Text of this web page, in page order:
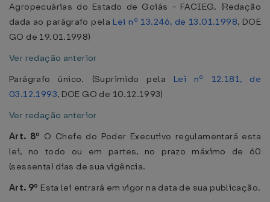
Agropecuárias do Estado de Goiás - FACIEG. (Redação
dada ao parágrafo pela Lei nº 13.246, de 13.01.1998, DOE
GO de 19.01.1998)
Ver redação anterior
Parágrafo único. (Suprimido pela Lei nº 12.181, de
03.12.1993, DOE GO de 10.12.1993)
Ver redação anterior
Art. 8º O Chefe do Poder Executivo regulamentará esta
lei, no todo ou em partes, no prazo máximo de 60
(sessenta) dias de sua vigência.
Art. 9º Esta lei entrará em vigor na data de sua publicação.